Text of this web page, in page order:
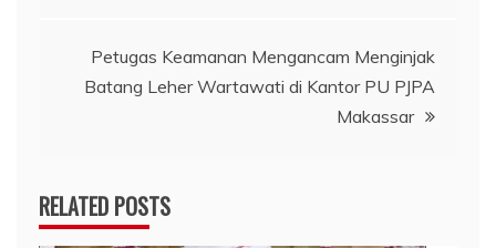
Petugas Keamanan Mengancam Menginjak
Batang Leher Wartawati di Kantor PU PJPA
Makassar
RELATED POSTS